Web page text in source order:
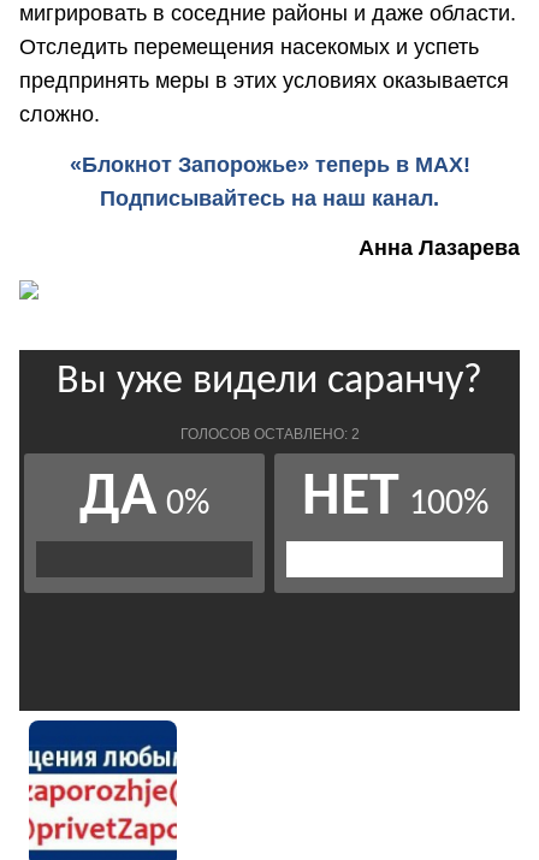
мигрировать в соседние районы и даже области.
Отследить перемещения насекомых и успеть
предпринять меры в этих условиях оказывается
сложно.
«Блокнот Запорожье» теперь в MAX!
Подписывайтесь на наш канал.
Анна Лазарева